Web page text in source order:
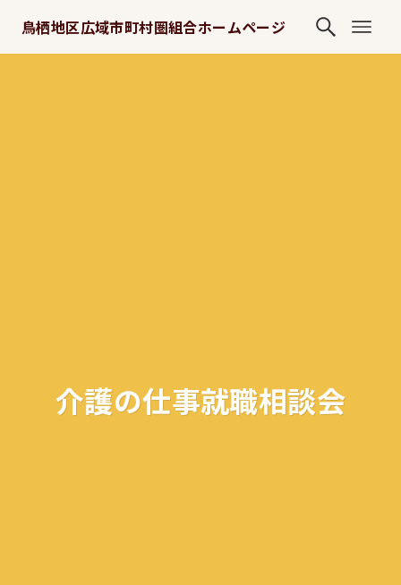
鳥栖地区広域市町村圏組合ホームページ
介護の仕事就職相談会